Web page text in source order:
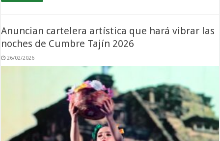
Anuncian cartelera artística que hará vibrar las
noches de Cumbre Tajín 2026
26/02/2026